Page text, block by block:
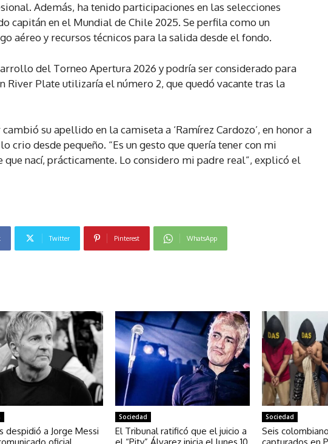
Además, ha tenido participaciones en las selecciones
capitán en el Mundial de Chile 2025. Se perfila como un
aéreo y recursos técnicos para la salida desde el fondo.
del Torneo Apertura 2026 y podría ser considerado para
River Plate utilizaría el número 2, que quedó vacante tras la
su apellido en la camiseta a ‘Ramírez Cardozo’, en honor a
crio desde pequeño. “Es un gesto que quería tener con mi
nací, prácticamente. Lo considero mi padre real”, explicó el
Twitter Pinterest WhatsApp
despidió a Jorge Messi
Sociedad
El Tribunal ratificó que el juicio a
Sociedad
Seis